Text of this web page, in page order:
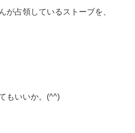
が占領しているストーブを、
もいいか。(^^)